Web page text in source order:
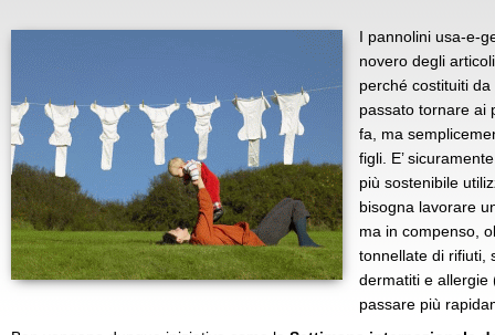
I pannolini usa-e-
novero degli
perché costituiti
passato tornare ai
fa, ma
figli. E’
più sostenibile
bisogna lavorare
ma in compenso,
tonnellate di rifiuti,
dermatiti e allergie
passare più